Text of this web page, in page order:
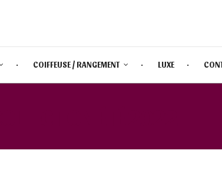
COIFFEUSE / RANGEMENT LUXE